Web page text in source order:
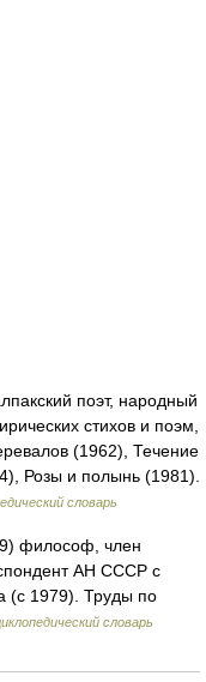
поэт, народный
стихов и поэм,
(1962), Течение
Розы и полынь (1981).
словарь
философ, член
АН СССР с
(с 1979). Труды по
словарь